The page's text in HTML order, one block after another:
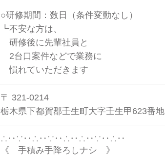
○研修期間：数日（条件変動なし）
┗不安な方は、
研修後に先輩社員と
2台口案件などで業務に
慣れていただきます
〒 321-0214
栃木県下都賀郡壬生町大字壬生甲623番地
∴‥∵‥∴‥∵‥∴‥∴‥∵‥∴‥
《 手積み手降ろしナシ 》